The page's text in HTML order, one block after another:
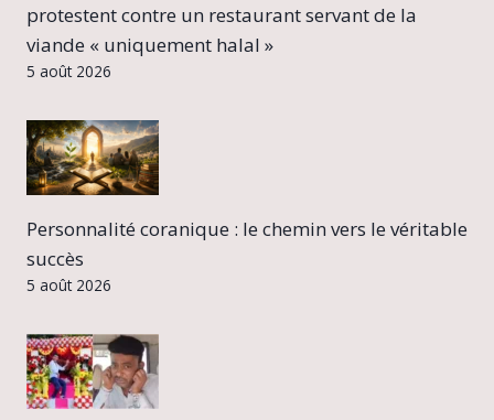
protestent contre un restaurant servant de la
viande « uniquement halal »
5 août 2026
Personnalité coranique : le chemin vers le véritable
succès
5 août 2026